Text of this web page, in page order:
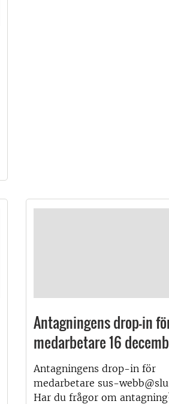
Antagningens drop-in
medarbetare 16
Antagningens drop-in för
medarbetare sus-
Har du frågor om